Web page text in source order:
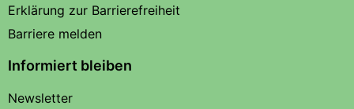
Erklärung zur Barrierefreiheit
Barriere melden
Informiert bleiben
Newsletter